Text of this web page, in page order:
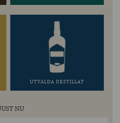
UTVALDA DESTILLAT
NU